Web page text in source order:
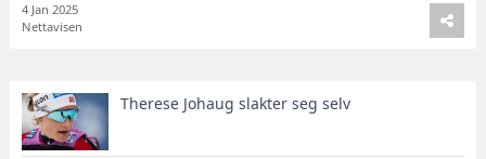
4 Jan 2025
Nettavisen
Therese Johaug slakter seg selv